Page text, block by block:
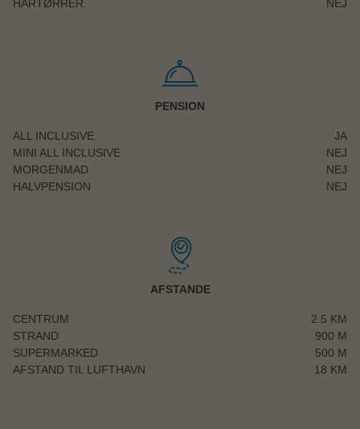
HÅRTØRRER
NEJ
PENSION
ALL INCLUSIVE
JA
MINI ALL INCLUSIVE
NEJ
MORGENMAD
NEJ
HALVPENSION
NEJ
AFSTANDE
CENTRUM
2.5 KM
STRAND
900 M
SUPERMARKED
500 M
AFSTAND TIL LUFTHAVN
18 KM